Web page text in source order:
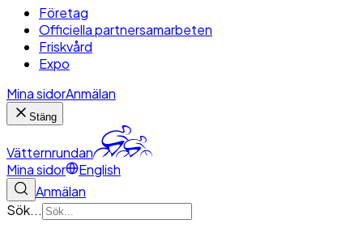
Företag
Officiella partnersamarbeten
Friskvård
Expo
Mina sidorAnmälan
Stäng
Vätternrundan
Mina sidor
English
Anmälan
Sök...